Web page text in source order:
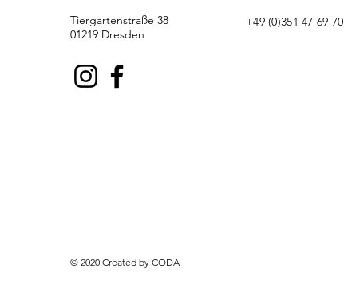
Tiergartenstraße 38
01219 Dresden
+49 (0)351 47 69 70
© 2020 Created by CODA